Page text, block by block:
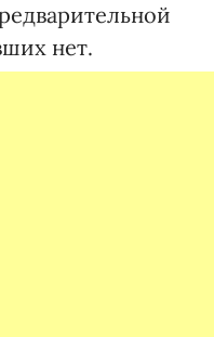
нет.